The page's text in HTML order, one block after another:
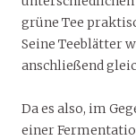
grüne Tee
Seine Teeblätter
anschließend
Da es also, im
einer